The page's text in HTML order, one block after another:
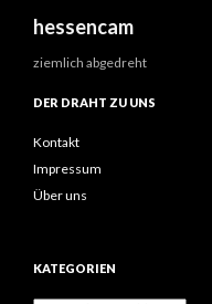
hessencam
ziemlich abgedreht
DER DRAHT ZU UNS
Kontakt
Impressum
Über uns
KATEGORIEN